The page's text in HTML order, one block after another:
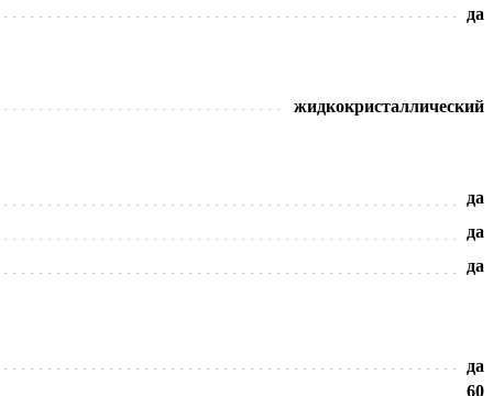
да
жидкокристаллический
да
да
да
да
60